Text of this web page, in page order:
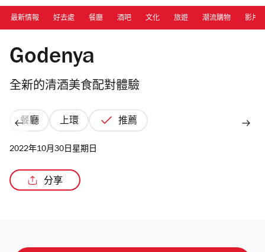
最新情報 好去處 餐廳 酒吧 文化 旅遊 潮流購物 影片
Photograph: Courtesy Godenya
Godenya
全新的清酒美食配對體驗
餐廳 上環 推薦
2022年10月30日星期日
分享